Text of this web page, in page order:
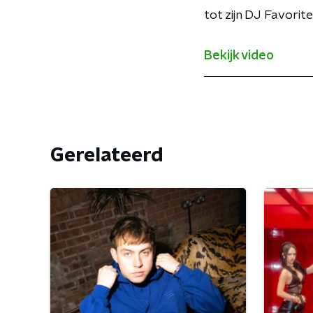
tot zijn DJ
Bekijk video
Gerelateerd